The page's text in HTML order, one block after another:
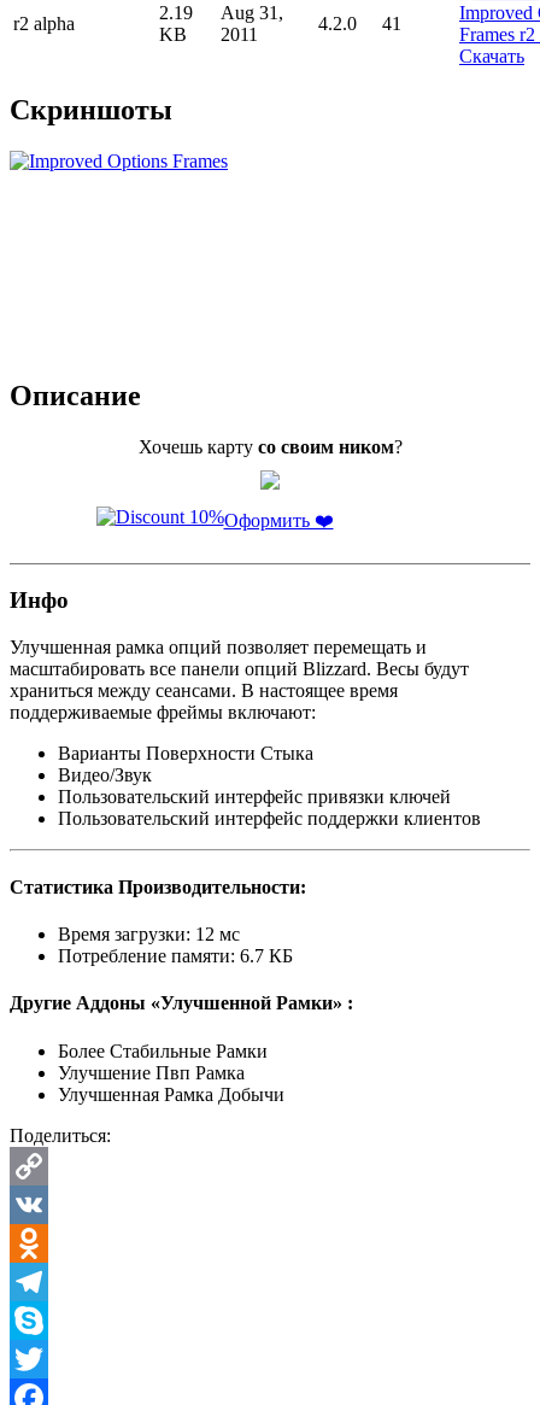
r2 alpha
2.19
KB
Aug 31,
2011
4.2.0
41
Скачать
Скриншоты
Описание
Хочешь карту со своим ником?
Оформить ❤️
Инфо
Улучшенная рамка опций позволяет перемещать и
масштабировать все панели опций Blizzard. Весы будут
храниться между сеансами. В настоящее время
поддерживаемые фреймы включают:
Варианты Поверхности Стыка
Видео/Звук
Пользовательский интерфейс привязки ключей
Пользовательский интерфейс поддержки клиентов
Статистика Производительности:
Время загрузки: 12 мс
Потребление памяти: 6.7 КБ
Другие Аддоны «Улучшенной Рамки» :
Более Стабильные Рамки
Улучшение Пвп Рамка
Улучшенная Рамка Добычи
Поделиться:
Copy
Link
VK
Odnoklassniki
Telegram
Skype
Twitter